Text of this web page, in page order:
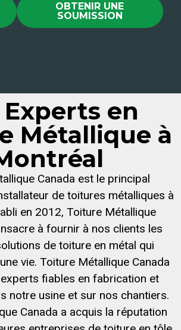
OBTENIR UNE
SOUMISSION
Experts en
Métallique à
Canada est le principal
de toitures métalliques à
en 2012, Toiture Métallique
à fournir à nos clients les
de toiture en métal qui
vie. Toiture Métallique Canada
fiables en fabrication et
notre usine et sur nos chantiers.
Canada a acquis la réputation